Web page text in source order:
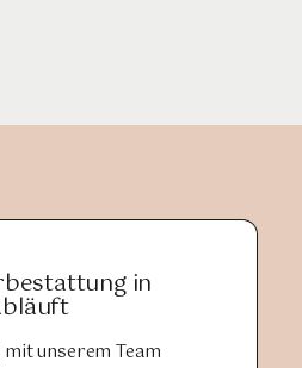
in
unserem Team